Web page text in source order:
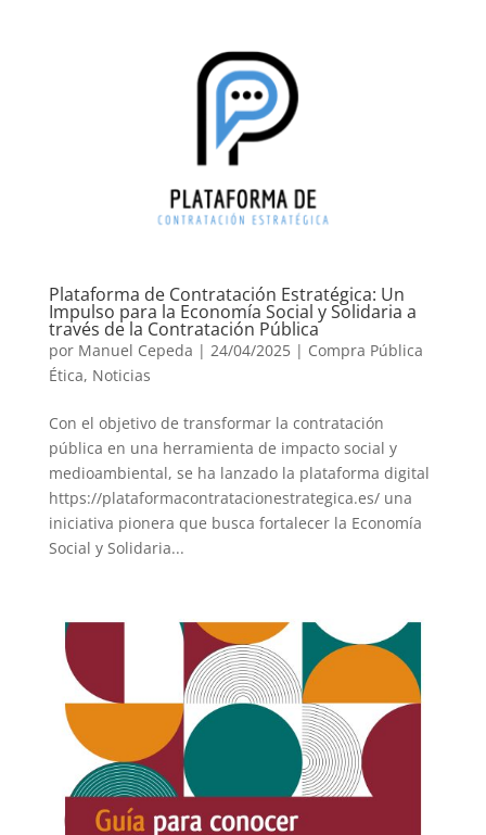
Plataforma de Contratación Estratégica: Un
Impulso para la Economía Social y Solidaria a
través de la Contratación Pública
por Manuel Cepeda | 24/04/2025 | Compra Pública
Ética, Noticias
Con el objetivo de transformar la contratación
pública en una herramienta de impacto social y
medioambiental, se ha lanzado la plataforma digital
https://plataformacontratacionestrategica.es/ una
iniciativa pionera que busca fortalecer la Economía
Social y Solidaria...